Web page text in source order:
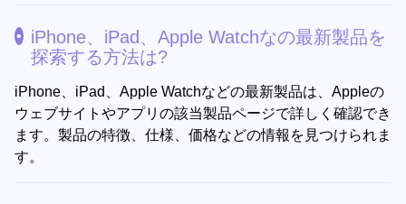
iPhone、iPad、Apple Watchなの最新製品を
探索する方法は?
iPhone、iPad、Apple Watchなどの最新製品は、Appleの
ウェブサイトやアプリの該当製品ページで詳しく確認でき
ます。製品の特徴、仕様、価格などの情報を見つけられま
す。